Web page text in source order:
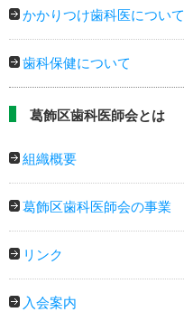
かかりつけ歯科医について
歯科保健について
葛飾区歯科医師会とは
組織概要
葛飾区歯科医師会の事業
リンク
入会案内